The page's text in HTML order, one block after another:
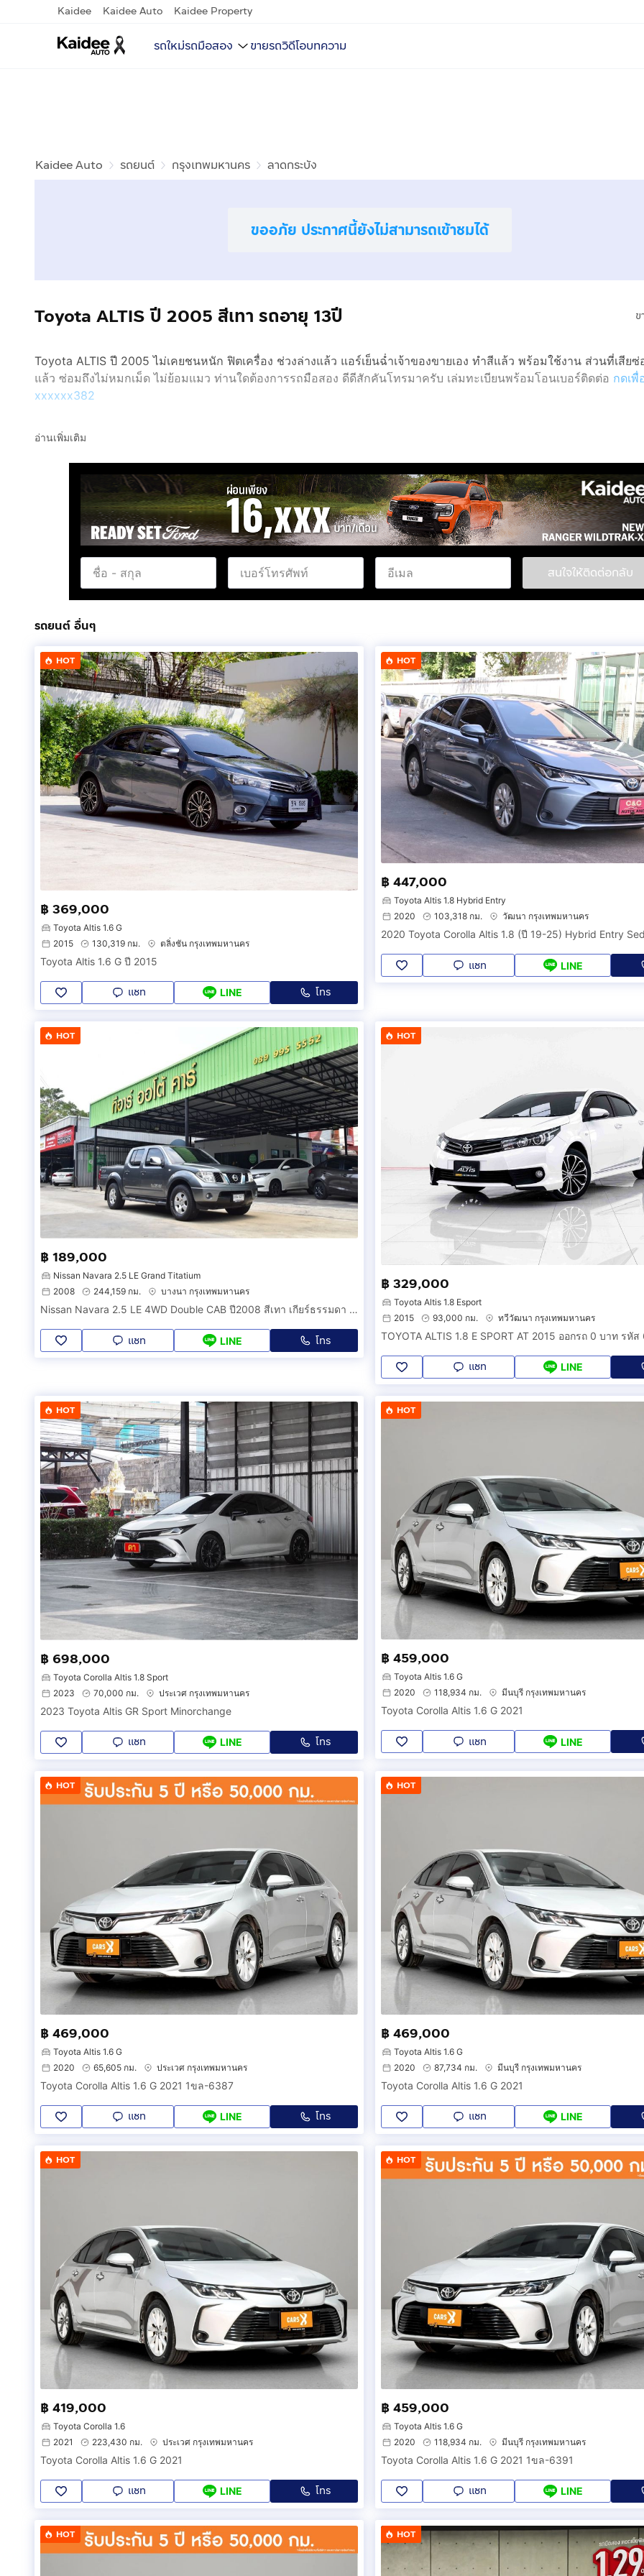
Kaidee Kaidee Auto Kaidee Property
รถใหม่รถมือสอง ขายรถวิดีโอบทความ
Kaidee Auto รถยนต์ กรุงเทพมหานคร ลาดกระบัง
ขออภัย ประกาศนี้ยังไม่สามารถเข้าชมได้
ข
Toyota ALTIS ปี 2005 สีเทา รถอายุ 13ปี
Toyota ALTIS ปี 2005 ไม่เคยชนหนัก ฟิตเครื่อง ช่วงล่างแล้ว แอร์เย็นฉ่ำเจ้าของขายเอง ทำสีแล้ว พร้อมใช้งาน ส่วนที่เสีย
แล้ว ซ่อมถึงไม่หมกเม็ด ไม่ย้อมแมว ท่านใดต้องการรถมือสอง ดีดีสักคันโทรมาครับ เล่มทะเบียนพร้อมโอนเบอร์ติดต่อ กดเพื่
xxxxxx382
อ่านเพิ่มเติม
สนใจให้ติดต่อกลับ
รถยนต์ อื่นๆ
HOT
฿ 369,000
Toyota Altis 1.6 G
2015
130,319 กม. ตลิ่งชัน กรุงเทพมหานคร
Toyota Altis 1.6 G ปี 2015
แชท LINE โทร
HOT
฿ 447,000
Toyota Altis 1.8 Hybrid Entry
2020
103,318 กม. วัฒนา กรุงเทพมหานคร
2020 Toyota Corolla Altis 1.8 (ปี 19-25) Hybrid Entry
แชท LINE
HOT
฿ 189,000
Nissan Navara 2.5 LE Grand Titatium
2008
244,159 กม. บางนา กรุงเทพมหานคร
Nissan Navara 2.5 LE 4WD Double CAB ปี2008 สีเทา เกียร์ธรรมดา ไมล์น้อย ตัวถังสวย ภายในสวย เครื่องเกียร์ดี รถสวยพร้อมใช้งาน
แชท LINE โทร
HOT
฿ 329,000
Toyota Altis 1.8 Esport
2015
93,000 กม. ทวีวัฒนา กรุงเทพมหานคร
TOYOTA ALTIS 1.8 E SPORT AT 2015 ออกรถ 0 บาท รหั
แชท LINE
HOT
฿ 698,000
Toyota Corolla Altis 1.8 Sport
2023
70,000 กม. ประเวศ กรุงเทพมหานคร
2023 Toyota Altis GR Sport Minorchange
แชท LINE โทร
HOT
฿ 459,000
Toyota Altis 1.6 G
2020
118,934 กม. มีนบุรี กรุงเทพมหานคร
Toyota Corolla Altis 1.6 G 2021
แชท LINE
HOT
฿ 469,000
Toyota Altis 1.6 G
2020
65,605 กม. ประเวศ กรุงเทพมหานคร
Toyota Corolla Altis 1.6 G 2021 1ขล-6387
แชท LINE โทร
HOT
฿ 469,000
Toyota Altis 1.6 G
2020
87,734 กม. มีนบุรี กรุงเทพมหานคร
Toyota Corolla Altis 1.6 G 2021
แชท LINE
HOT
฿ 419,000
Toyota Corolla 1.6
2021
223,430 กม. ประเวศ กรุงเทพมหานคร
Toyota Corolla Altis 1.6 G 2021
แชท LINE โทร
HOT
฿ 459,000
Toyota Altis 1.6 G
2020
118,934 กม. มีนบุรี กรุงเทพมหานคร
Toyota Corolla Altis 1.6 G 2021 1ขล-6391
แชท LINE
HOT HOT